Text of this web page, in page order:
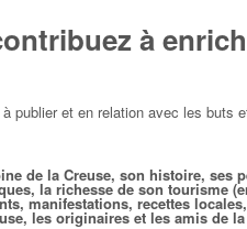
à
et en relation avec les buts
de la Creuse, son histoire, ses
la richesse de son tourisme
manifestations, recettes
les originaires et les amis de